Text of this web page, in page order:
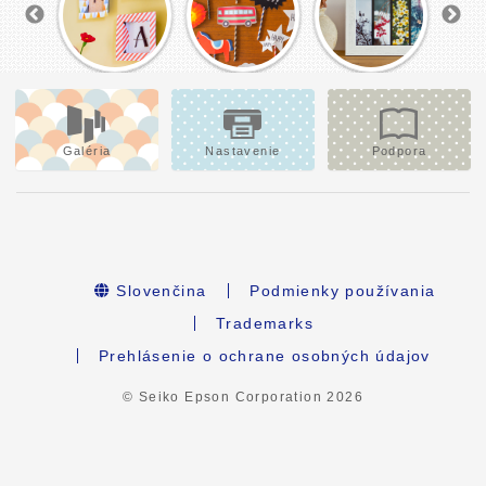
Galéria Nastavenie Podpora
Slovenčina
Podmienky používania
Trademarks
Prehlásenie o ochrane osobných údajov
© Seiko Epson Corporation2026